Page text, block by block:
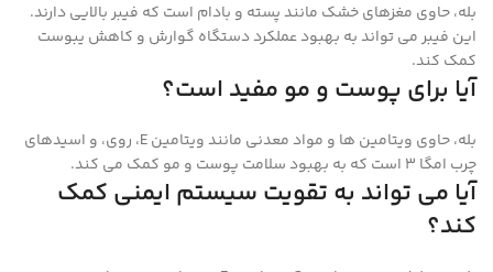
بله، حاوی مغزهای خشک مانند پسته و بادام است که فیبر بالایی دارند.
این فیبر می‌ تواند به بهبود عملکرد دستگاه گوارش و کاهش یبوست
کمک کند.
آیا برای پوست و مو مفید است؟
بله، حاوی ویتامین‌ ها و مواد معدنی مانند ویتامین E، روی، و اسیدهای
چرب امگا ۳ است که به بهبود سلامت پوست و مو کمک می‌ کند.
آیا می‌ تواند به تقویت سیستم ایمنی کمک
کند؟